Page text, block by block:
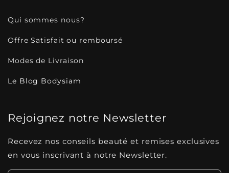
Qui sommes nous?
Offre Satisfait ou remboursé
Modes de Livraison
Le Blog Bodysiam
Rejoignez notre Newsletter
Recevez nos conseils beauté et remises exclusives
en vous inscrivant à notre Newsletter.